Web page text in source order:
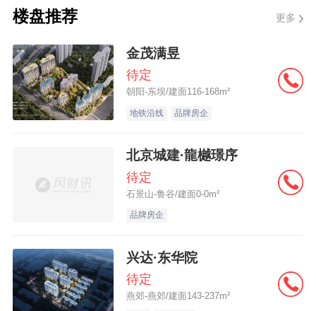
这份心意更延伸至室内细节：岛台上静候的
进口艺术花束与红酒，令交付之日成为值得
楼盘推荐 更多
金茂满昱
待定
朝阳-东坝/建面116-168m²
地铁沿线 品牌房企
北京城建·龍樾璟序
待定
石景山-鲁谷/建面0-0m²
品牌房企
兴达·东华院
待定
燕郊-燕郊/建面143-237m²